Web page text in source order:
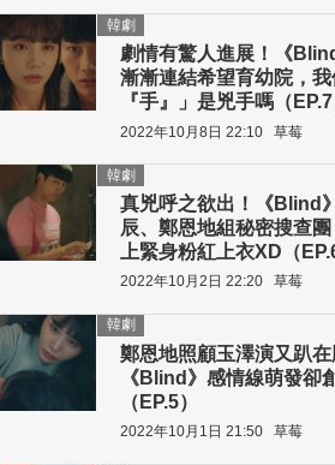
劇情有驚人進展！《
漸漸連結希望育幼院，
『手』」是兇手嗎（EP.7
韓劇
2022年10月8日 22:10 草莓
真兇呼之欲出！《Blind
辰、鄭恩地組秘密搜查
上緊身粉紅上衣XD（
韓劇
2022年10月2日 22:20 草莓
鄭恩地照顧玉澤演又趴在
《Blind》感情線萌發卻
（EP.5）
韓劇
2022年10月1日 21:50 草莓